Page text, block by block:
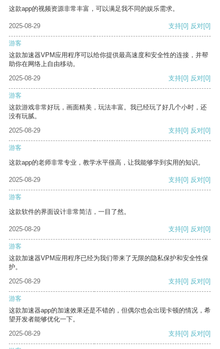
这款app的视频资源非常丰富，可以满足我不同的娱乐需求。
2025-08-29 支持[0] 反对[0]
游客
这款加速器VPM应用程序可以给你提供最高速度和安全性的连接，并帮
助你在网络上自由移动。
2025-08-29
支持[0] 反对[0]
游客
这款游戏非常好玩，画面精美，玩法丰富。我已经玩了好几个小时，还
没有玩腻。
2025-08-29
支持[0] 反对[0]
游客
这款app的老师非常专业，教学水平很高，让我能够学到实用的知识。
2025-08-29 支持[0] 反对[0]
游客
这款软件的界面设计非常简洁，一目了然。
2025-08-29 支持[0] 反对[0]
游客
这款加速器VPM应用程序已经为我们带来了无限的隐私保护和安全性保
护。
2025-08-29
支持[0] 反对[0]
游客
这款加速器app的加速效果还是不错的，但偶尔也会出现卡顿的情况，希
望开发者能够优化一下。
2025-08-29
支持[0] 反对[0]